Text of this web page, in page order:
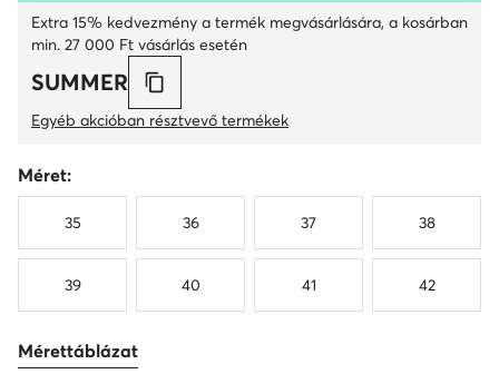
Extra 15% kedvezmény a termék megvásárlására, a kosárban
min. 27 000 Ft vásárlás esetén
SUMMER
Egyéb akcióban résztvevő termékek
Méret:
35 36 37 38
39 40 41 42
Mérettáblázat